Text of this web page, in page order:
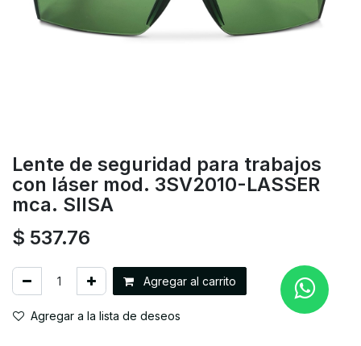
Lente de seguridad para trabajos
con láser mod. 3SV2010-LASSER
mca. SIISA
$ 537.76
Agregar al carrito
Agregar a la lista de deseos